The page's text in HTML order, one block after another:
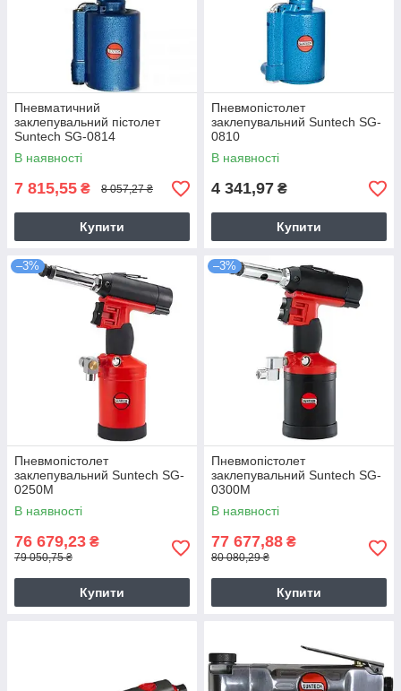
Пневматичний
заклепувальний пістолет
Suntech SG-0814
В наявності
7 815,55 ₴ 8 057,27 ₴
Купити
Пневмопістолет
заклепувальний Suntech SG-
0810
В наявності
4 341,97 ₴
Купити
–3%
Пневмопістолет
заклепувальний Suntech SG-
0250M
В наявності
76 679,23 ₴
79 050,75 ₴
Купити
–3%
Пневмопістолет
заклепувальний Suntech SG-
0300M
В наявності
77 677,88 ₴
80 080,29 ₴
Купити